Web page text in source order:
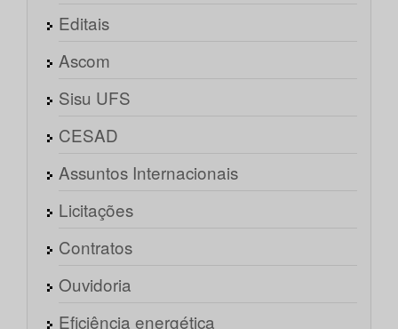
Editais
Ascom
Sisu UFS
CESAD
Assuntos Internacionais
Licitações
Contratos
Ouvidoria
Eficiência energética